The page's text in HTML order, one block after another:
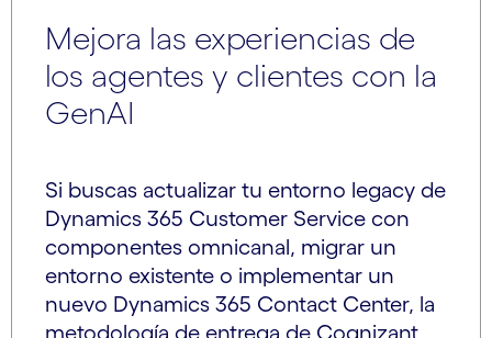
Mejora las experiencias de
los agentes y clientes con la
GenAI
Si buscas actualizar tu entorno legacy de
Dynamics 365 Customer Service con
componentes omnicanal, migrar un
entorno existente o implementar un
nuevo Dynamics 365 Contact Center, la
metodología de entrega de Cognizant